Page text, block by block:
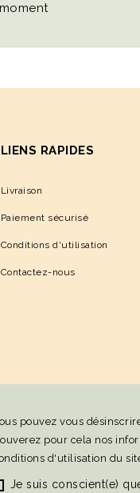
LIENS RAPIDES
Livraison
Paiement sécurisé
Conditions d'utilisation
Contactez-nous
pouvez vous
pour cela nos
d'utilisation du
Je suis conscient(e)